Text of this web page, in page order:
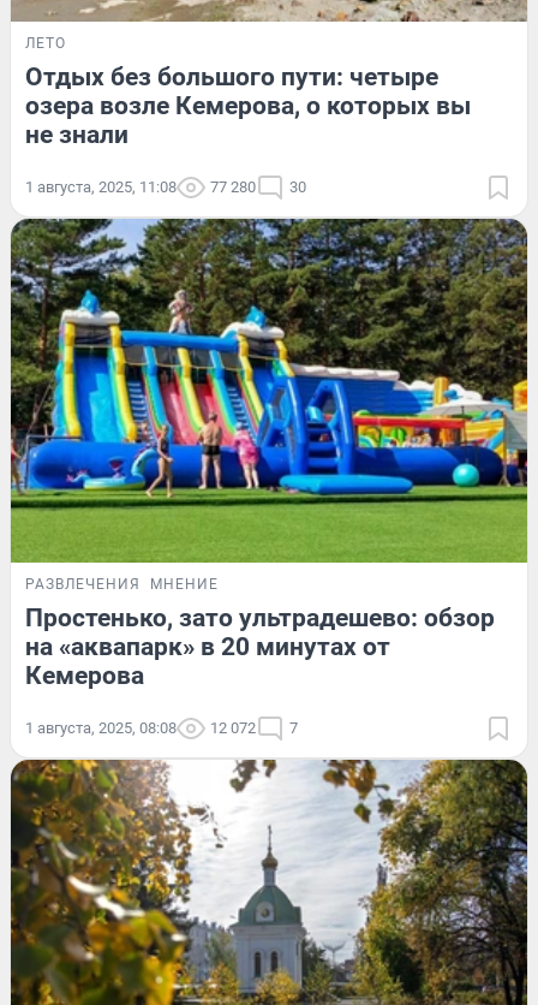
ЛЕТО
Отдых без большого пути: четыре
озера возле Кемерова, о которых вы
не знали
1 августа, 2025, 11:08 77 280 30
РАЗВЛЕЧЕНИЯ МНЕНИЕ
Простенько, зато ультрадешево: обзор
на «аквапарк» в 20 минутах от
Кемерова
1 августа, 2025, 08:08 12 072 7